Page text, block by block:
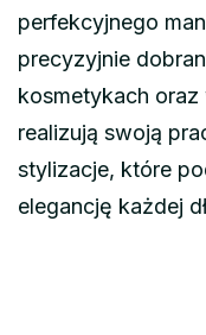
perfekcyjnego
precyzyjnie
kosmetykach
realizują swoją
stylizacje, które
elegancję każdej